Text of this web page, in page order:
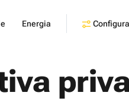
Energia Configura